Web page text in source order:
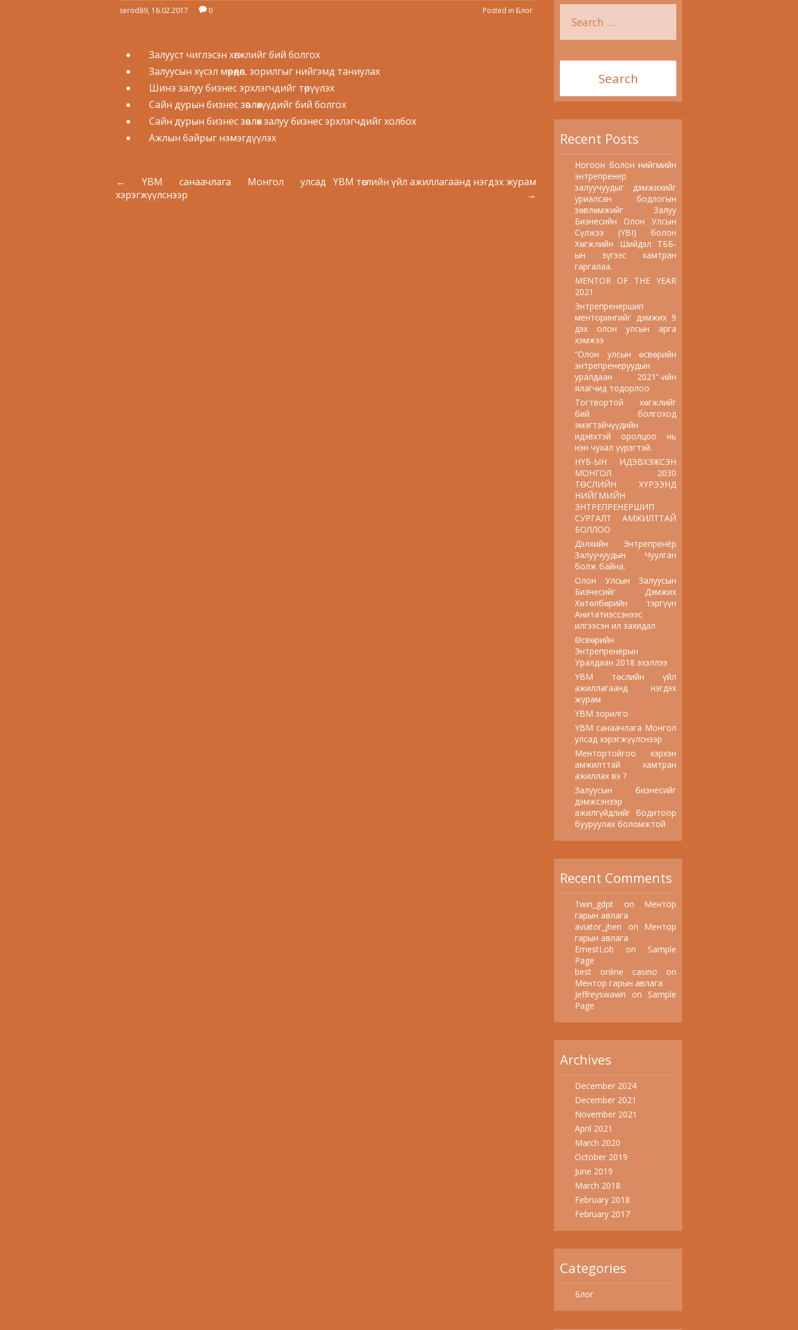
serod89, 16.02.2017 0 Posted in Блог
Залууст чиглэсэн хөгжлийг бий болгох
Залуусын хүсэл мөрөөдөл, зорилгыг нийгэмд таниулах
Шинэ залуу бизнес эрхлэгчдийг төрүүлэх
Сайн дурын бизнес зөвлөхүүдийг бий болгох
Сайн дурын бизнес зөвлөх залуу бизнес эрхлэгчдийг холбох
Ажлын байрыг нэмэгдүүлэх
←
YBM санаачлага Монгол улсад
хэрэгжүүлснээр
YBM төслийн үйл ажиллагаанд нэгдэх журам
→
Recent Posts
Ногоон болон нийгмийн
энтрепренер
залуучуудыг дэмжихийг
уриалсан бодлогын
зөвлөмжийг Залуу
Бизнесийн Олон Улсын
Сүлжээ (YBI) болон
Хөгжлийн Шийдэл ТББ-
ын зүгээс хамтран
гаргалаа.
MENTOR OF THE YEAR
2021
Энтрепренершип
менторингийг дэмжих 9
дэх олон улсын арга
хэмжээ
“Олон улсын өсвөрийн
энтрепренеруудын
уралдаан 2021”-ийн
ялагчид тодорлоо
Тогтвортой хөгжлийг
бий болгоход
эмэгтэйчүүдийн
идэвхтэй оролцоо нь
нэн чухал үүрэгтэй.
НҮБ-ЫН ИДЭВХЭЖСЭН
МОНГОЛ 2030
ТӨСЛИЙН ХҮРЭЭНД
НИЙГМИЙН
ЭНТРЕПРЕНЕРШИП
СУРГАЛТ АМЖИЛТТАЙ
БОЛЛОО
Дэлхийн Энтрепренёр
Залуучуудын Чуулган
болж байна.
Олон Улсын Залуусын
Бизнесийг Дэмжих
Хөтөлбөрийн тэргүүн
Анитатиэссэнээс
илгээсэн ил захидал
Өсвөрийн
Энтрепренёрын
Уралдаан 2018 эхэллээ
YBM төслийн үйл
ажиллагаанд нэгдэх
журам
YBM зорилго
YBM санаачлага Монгол
улсад хэрэгжүүлснээр
Ментортойгоо хэрхэн
амжилттай хамтран
ажиллах вэ ?
Залуусын бизнесийг
дэмжсэнээр
ажилгүйдлийг бодитоор
бууруулах боломжтой
Recent Comments
1win_gdpt on Ментор
гарын авлага
aviator_jhen on Ментор
гарын авлага
ErnestLob on Sample
Page
best online casino on
Ментор гарын авлага
Jeffreyswawn on Sample
Page
Archives
December 2024
December 2021
November 2021
April 2021
March 2020
October 2019
June 2019
March 2018
February 2018
February 2017
Categories
Блог